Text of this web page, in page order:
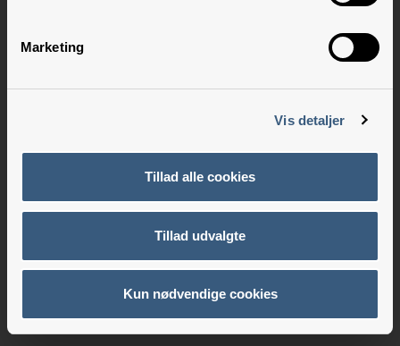
Marketing
Vis detaljer
Tillad alle cookies
Tillad udvalgte
Kun nødvendige cookies